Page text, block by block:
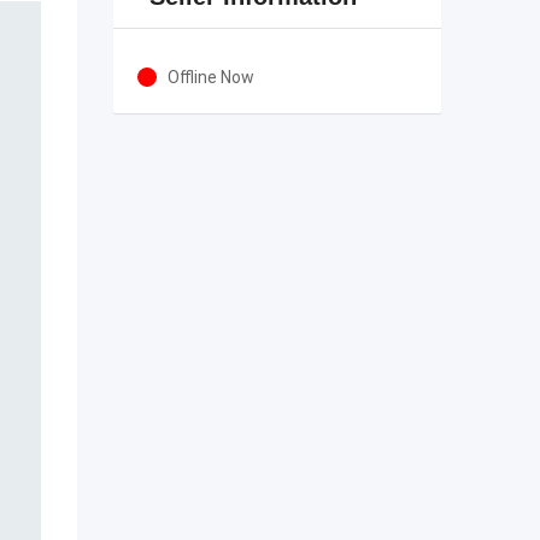
Offline Now